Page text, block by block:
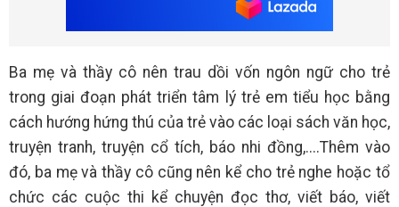
Ba mẹ và thầy cô nên trau dồi vốn ngôn ngữ cho trẻ
trong giai đoạn phát triển tâm lý trẻ em tiểu học bằng
cách hướng hứng thú của trẻ vào các loại sách văn học,
truyện tranh, truyện cổ tích, báo nhi đồng,....Thêm vào
đó, ba mẹ và thầy cô cũng nên kể cho trẻ nghe hoặc tổ
chức các cuộc thi kể chuyện đọc thơ, viết báo, viết